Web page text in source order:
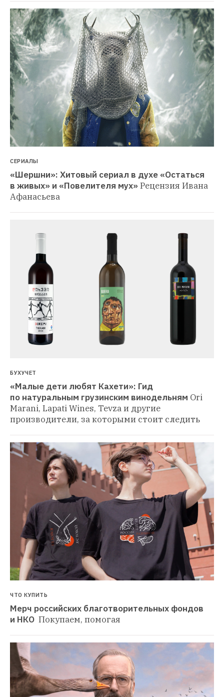
СЕРИАЛЫ
«Шершни»: Хитовый сериал в духе «Остаться
в живых» и «Повелителя мух» Рецензия Ивана
Афанасьева
БУХУЧЕТ
«Малые дети любят Кахети»: Гид
по натуральным грузинским винодельням Ori
Marani, Lapati Wines, Tevza и другие
производители, за которыми стоит следить
ЧТО КУПИТЬ
Мерч российских благотворительных фондов
и НКО Покупаем, помогая